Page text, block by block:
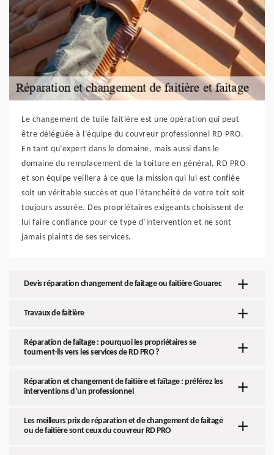
Le changement de tuile faitière est une opération qui peut
être déléguée à l’équipe du couvreur professionnel RD PRO.
En tant qu’expert dans le domaine, mais aussi dans le
domaine du remplacement de la toiture en général, RD PRO
et son équipe veillera à ce que la mission qui lui est confiée
soit un véritable succès et que l’étanchéité de votre toit soit
toujours assurée. Des propriétaires exigeants choisissent de
lui faire confiance pour ce type d’intervention et ne sont
jamais plaints de ses services.
Devis réparation changement de faitage ou faitière Gouarec
Travaux de faitière
Réparation de faîtage : pourquoi les propriétaires se
tournent-ils vers les services de RD PRO ?
Réparation et changement de faitière et faîtage : préférez les
interventions d’un professionnel
Les meilleurs prix de réparation et de changement de faitage
ou de faitière sont ceux du couvreur RD PRO